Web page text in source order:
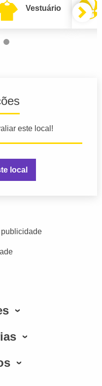
Vestuário
este local!
local